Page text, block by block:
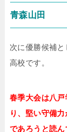
青森山田
次に優勝候補
高校です。
春季大会は八
り、堅い守備
であろうと読ん